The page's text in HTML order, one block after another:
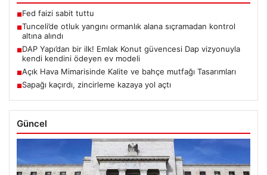
■Fed faizi sabit tuttu
■Tunceli’de otluk yangını ormanlık alana sıçramadan kontrol
altına alındı
■DAP Yapı’dan bir ilk! Emlak Konut güvencesi Dap vizyonuyla
kendi kendini ödeyen ev modeli
■Açık Hava Mimarisinde Kalite ve bahçe mutfağı Tasarımları
■Sapağı kaçırdı, zincirleme kazaya yol açtı
Güncel